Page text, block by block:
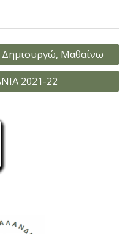
Δημιουργώ, Μαθαίνω
2021-22